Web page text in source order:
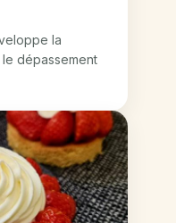
la
dépassement